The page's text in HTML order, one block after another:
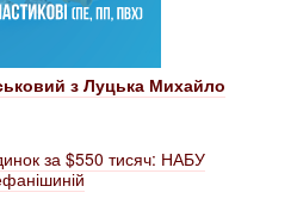
з Луцька Михайло
за $550 тисяч: НАБУ